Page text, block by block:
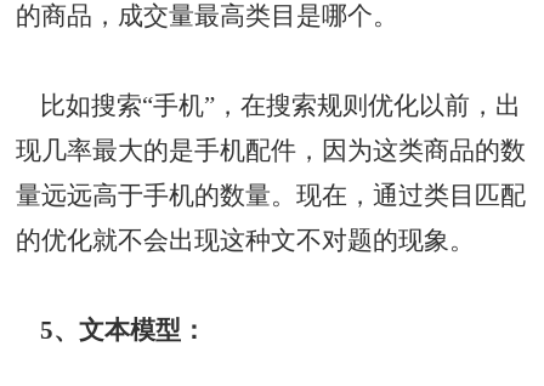
的商品，成交量最高类目是哪个。
比如搜索“手机”，在搜索规则优化以前，出
现几率最大的是手机配件，因为这类商品的数
量远远高于手机的数量。现在，通过类目匹配
的优化就不会出现这种文不对题的现象。
5、文本模型：